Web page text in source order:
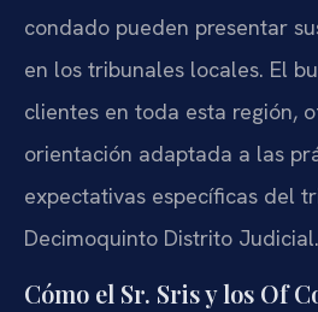
condado pueden presentar
en los tribunales locales. El
clientes en toda esta región,
orientación adaptada a las
expectativas específicas del
Decimoquinto Distrito Judicial.
Cómo el Sr. Sris y los Of